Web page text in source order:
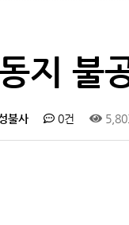
지 불
불사 0건